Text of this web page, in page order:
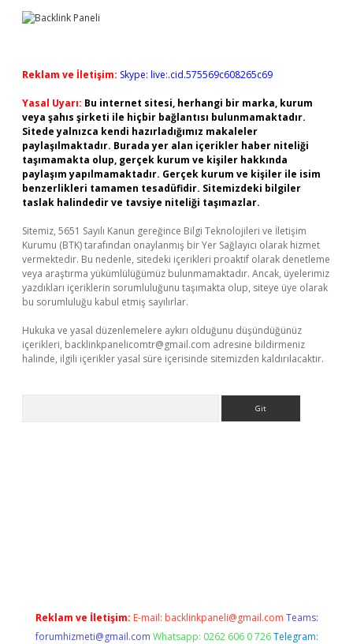
Reklam ve İletişim: Skype: live:.cid.575569c608265c69
Yasal Uyarı: Bu internet sitesi, herhangi bir marka, kurum
veya şahıs şirketi ile hiçbir bağlantısı bulunmamaktadır.
Sitede yalnızca kendi hazırladığımız makaleler
paylaşılmaktadır. Burada yer alan içerikler haber niteliği
taşımamakta olup, gerçek kurum ve kişiler hakkında
paylaşım yapılmamaktadır. Gerçek kurum ve kişiler ile isim
benzerlikleri tamamen tesadüfidir. Sitemizdeki bilgiler
taslak halindedir ve tavsiye niteliği taşımazlar.
Sitemiz, 5651 Sayılı Kanun gereğince Bilgi Teknolojileri ve İletişim
Kurumu (BTK) tarafından onaylanmış bir Yer Sağlayıcı olarak hizmet
vermektedir. Bu nedenle, sitedeki içerikleri proaktif olarak denetleme
veya araştırma yükümlülüğümüz bulunmamaktadır. Ancak, üyelerimiz
yazdıkları içeriklerin sorumluluğunu taşımakta olup, siteye üye olarak
bu sorumluluğu kabul etmiş sayılırlar.
Hukuka ve yasal düzenlemelere aykırı olduğunu düşündüğünüz
içerikleri, backlinkpanelicomtr@gmail.com adresine bildirmeniz
halinde, ilgili içerikler yasal süre içerisinde sitemizden kaldırılacaktır.
Reklam ve İletişim: E-mail: backlinkpaneli@gmail.com Teams:
forumhizmeti@gmail.com Whatsapp: 0262 606 0 726 Telegram: